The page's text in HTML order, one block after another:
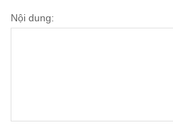
Nội dung: